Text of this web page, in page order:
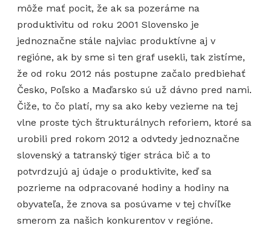
môže mať pocit, že ak sa pozeráme na
produktivitu od roku 2001 Slovensko je
jednoznačne stále najviac produktívne aj v
regióne, ak by sme si ten graf usekli, tak zistíme,
že od roku 2012 nás postupne začalo predbiehať
Česko, Poľsko a Maďarsko sú už dávno pred nami.
Čiže, to čo platí, my sa ako keby vezieme na tej
vlne proste tých štrukturálnych reforiem, ktoré sa
urobili pred rokom 2012 a odvtedy jednoznačne
slovenský a tatranský tiger stráca bič a to
potvrdzujú aj údaje o produktivite, keď sa
pozrieme na odpracované hodiny a hodiny na
obyvateľa, že znova sa posúvame v tej chvíľke
smerom za našich konkurentov v regióne.